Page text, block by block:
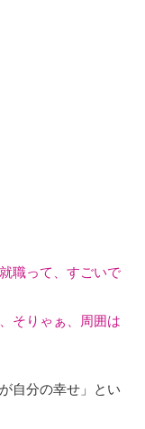
職って、すごいで
そりゃぁ、周囲は
自分の幸せ」とい